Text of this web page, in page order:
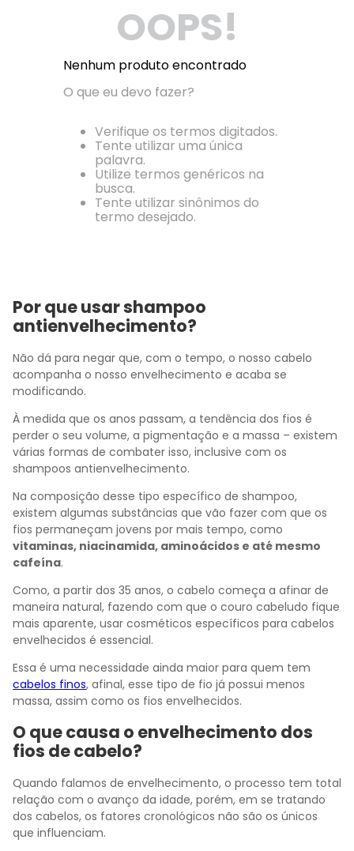
OOPS!
Nenhum produto encontrado
O que eu devo fazer?
Verifique os termos digitados.
Tente utilizar uma única
palavra.
Utilize termos genéricos na
busca.
Tente utilizar sinônimos do
termo desejado.
Por que usar shampoo
antienvelhecimento?
Não dá para negar que, com o tempo, o nosso cabelo
acompanha o nosso envelhecimento e acaba se
modificando.
À medida que os anos passam, a tendência dos fios é
perder o seu volume, a pigmentação e a massa – existem
várias formas de combater isso, inclusive com os
shampoos antienvelhecimento.
Na composição desse tipo específico de shampoo,
existem algumas substâncias que vão fazer com que os
fios permaneçam jovens por mais tempo, como
vitaminas, niacinamida, aminoácidos e até mesmo
cafeína.
Como, a partir dos 35 anos, o cabelo começa a afinar de
maneira natural, fazendo com que o couro cabeludo fique
mais aparente, usar cosméticos específicos para cabelos
envelhecidos é essencial.
Essa é uma necessidade ainda maior para quem tem
cabelos finos, afinal, esse tipo de fio já possui menos
massa, assim como os fios envelhecidos.
O que causa o envelhecimento dos
fios de cabelo?
Quando falamos de envelhecimento, o processo tem total
relação com o avanço da idade, porém, em se tratando
dos cabelos, os fatores cronológicos não são os únicos
que influenciam.